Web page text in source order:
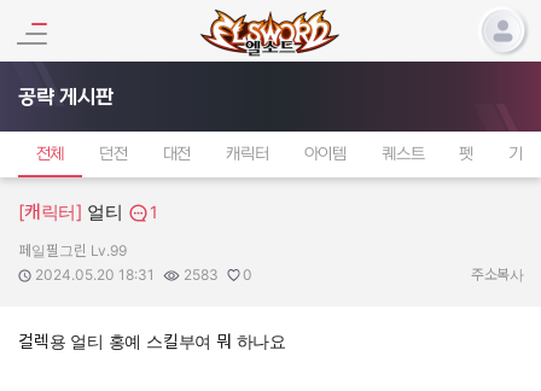
공략 게시판
전체 던전 대전 캐릭터 아이템 퀘스트 펫 기타
[캐릭터] 얼티 1
작성자:
페일필그린 Lv.99
작성일:
2024.05.20 18:31
조회수:
2583
추천수:
0 주소복사
컬렉용 얼티 홍예 스킬부여 뭐 하나요